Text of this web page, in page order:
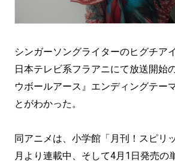
シンガーソングライターのヒグチア
日本テレビ系フラアニにて放送開始
ウボールアース』エンディングテー
とがわかった。
同アニメは、小学館「月刊！スピリ
月より連載中、そして4月1日発売の